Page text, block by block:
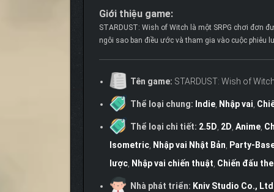
Giới thiệu game:
STARDUST: Wish of Witch là một SRPG chơi đơn
ngôi sao ban điều ước và tham gia vào cuộc phiêu
Tên game: STARDUST: Wish of
Thể loại chung: Indie, Nhập vai,
Thể loại chi tiết: 2.5D, 2D, Anime,
Isometric, Nhập vai Nhật Bản, Party-
lược, Nhập vai chiến thuật, Chiến đấu
Nhà phát triển: Kniv Studio Co.,